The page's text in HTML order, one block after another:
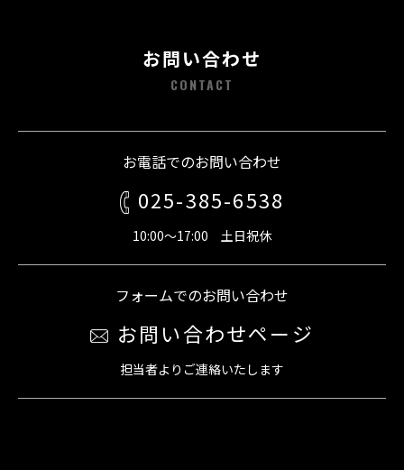
お問い合わせ
CONTACT
お電話でのお問い合わせ
025-385-6538
10:00～17:00 土日祝休
フォームでのお問い合わせ
お問い合わせページ
担当者よりご連絡いたします